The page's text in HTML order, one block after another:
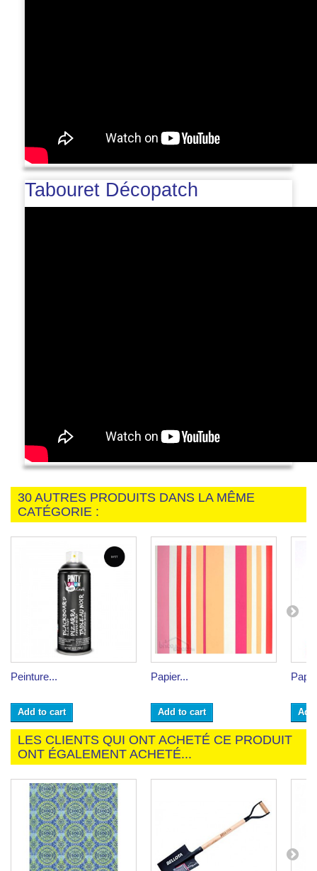
Tabouret Décopatch
30 AUTRES PRODUITS DANS LA MÊME
CATÉGORIE :
Peinture...
Add to cart
Papier...
Add to cart
LES CLIENTS QUI ONT ACHETÉ CE PRODUIT
ONT ÉGALEMENT ACHETÉ...